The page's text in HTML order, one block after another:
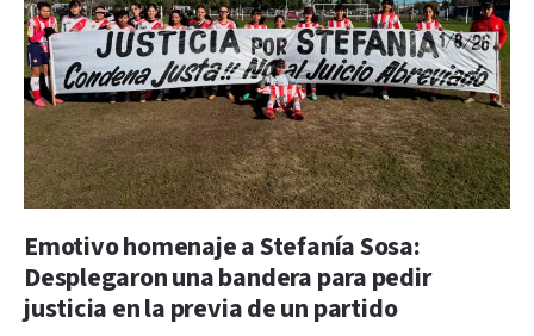
Emotivo homenaje a Stefanía Sosa:
Desplegaron una bandera para pedir
justicia en la previa de un partido